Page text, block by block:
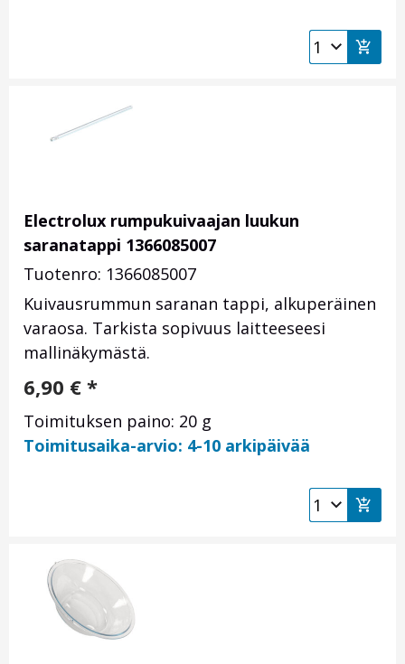
Electrolux rumpukuivaajan luukun
saranatappi 1366085007
Tuotenro: 1366085007
Kuivausrummun saranan tappi, alkuperäinen
varaosa. Tarkista sopivuus laitteeseesi
mallinäkymästä.
6,90 € *
Toimituksen paino: 20 g
Toimitusaika-arvio: 4-10 arkipäivää